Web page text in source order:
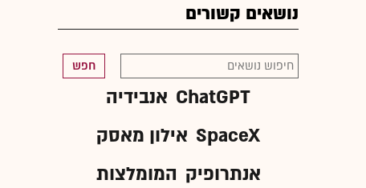
נושאים קשורים
חפש
ChatGPT אנבידיה
SpaceX אילון מאסק
אנתרופיק המומלצות